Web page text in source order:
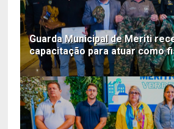
Guarda Municipal de Meriti
capacitação para atuar como